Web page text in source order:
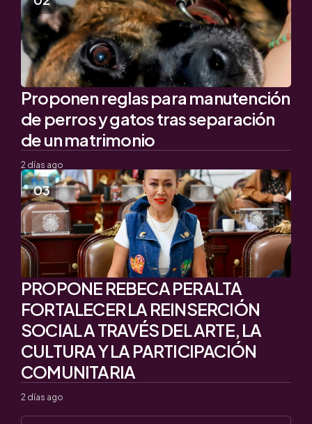
Proponen reglas para manutención
de perros y gatos tras separación
de un matrimonio
2 días ago
PROPONE REBECA PERALTA
FORTALECER LA REINSERCIÓN
SOCIAL A TRAVÉS DEL ARTE, LA
CULTURA Y LA PARTICIPACIÓN
COMUNITARIA
2 días ago